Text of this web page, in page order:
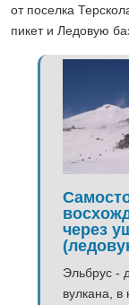
от поселка
пикет и Ледовую
через
Эльбрус -
вулкана,